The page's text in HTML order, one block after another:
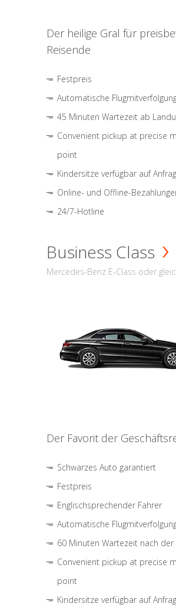
Der heilige Gral für
Reisende
Festpreis
Automatische
45 Minuten Wartezeit ab
Convenient pickup at precise
point
Kindersitze verfügbar auf
Online- und Offline-
24/7-Hotline
Business Class
Mercedes-Benz E-Class oder
Der Favorit der
Schwarzes Auto garantiert
Festpreis
Englischsprechender Fahrer
Automatische
60 Minuten Wartezeit nach der
Convenient pickup at precise
point
Kindersitze verfügbar auf